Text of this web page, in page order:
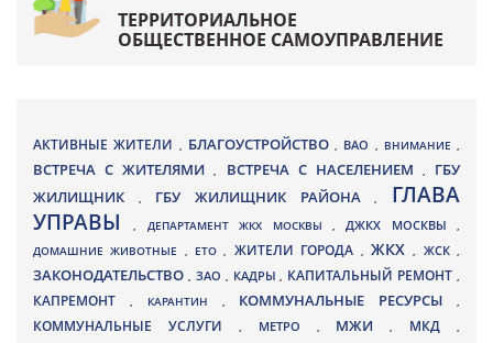
ТЕРРИТОРИАЛЬНОЕ
ОБЩЕСТВЕННОЕ САМОУПРАВЛЕНИЕ
АКТИВНЫЕ ЖИТЕЛИ , БЛАГОУСТРОЙСТВО , ВАО , ВНИМАНИЕ ,
ВСТРЕЧА С ЖИТЕЛЯМИ, ВСТРЕЧА С НАСЕЛЕНИЕМ , ГБУ
ЖИЛИЩНИК
, ГБУ ЖИЛИЩНИК РАЙОНА, ГЛАВА
УПРАВЫ, ДЕПАРТАМЕНТ ЖКХ МОСКВЫ ,ДЖКХ МОСКВЫ ,
ДОМАШНИЕ ЖИВОТНЫЕ , ЕТО, ЖИТЕЛИ ГОРОДА , ЖКХ, ЖСК,
ЗАКОНОДАТЕЛЬСТВО , ЗАО , КАДРЫ, КАПИТАЛЬНЫЙ РЕМОНТ ,
КАПРЕМОНТ , КАРАНТИН , КОММУНАЛЬНЫЕ РЕСУРСЫ,
КОММУНАЛЬНЫЕ УСЛУГИ , МЕТРО , МЖИ, МКД ,